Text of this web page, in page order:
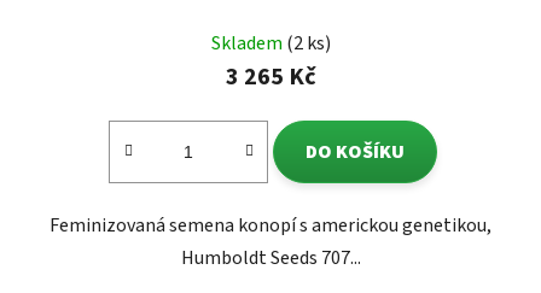
Skladem (2 ks)
3 265 Kč
DO KOŠÍKU
Feminizovaná semena konopí s americkou genetikou,
Humboldt Seeds 707...